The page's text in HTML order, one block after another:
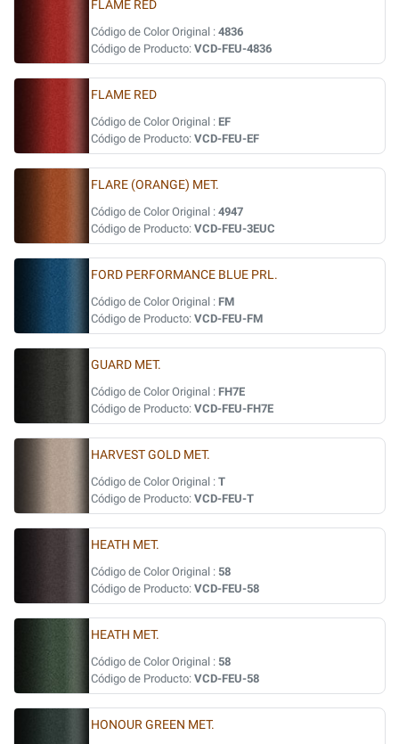
FLAME RED
Código de Color Original : 4836
Código de Producto: VCD-FEU-4836
FLAME RED
Código de Color Original : EF
Código de Producto: VCD-FEU-EF
FLARE (ORANGE) MET.
Código de Color Original : 4947
Código de Producto: VCD-FEU-3EUC
FORD PERFORMANCE BLUE PRL.
Código de Color Original : FM
Código de Producto: VCD-FEU-FM
GUARD MET.
Código de Color Original : FH7E
Código de Producto: VCD-FEU-FH7E
HARVEST GOLD MET.
Código de Color Original : T
Código de Producto: VCD-FEU-T
HEATH MET.
Código de Color Original : 58
Código de Producto: VCD-FEU-58
HEATH MET.
Código de Color Original : 58
Código de Producto: VCD-FEU-58
HONOUR GREEN MET.